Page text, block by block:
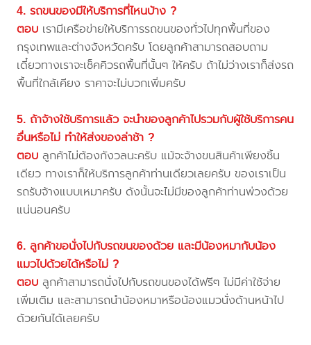
4. รถขนของมีให้บริการที่ไหนบ้าง ?
ตอบ เรามีเครือข่ายให้บริการรถขนของทั่วไปทุกพื้นที่ของ
กรุงเทพและต่างจังหวัดครับ โดยลูกค้าสามารถสอบถาม
เดี๋ยวทางเราจะเช็คคิวรถพื้นที่นั้นๆ ให้ครับ ถ้าไม่ว่างเราก็ส่งรถ
พื้นที่ใกล้เคียง ราคาจะไม่บวกเพิ่มครับ
5. ถ้าจ้างใช้บริการแล้ว จะนำของลูกค้าไปรวมกับผู้ใช้บริการคน
อื่นหรือไม่ ทำให้ส่งของล่าช้า ?
ตอบ ลูกค้าไม่ต้องกังวลนะครับ แม้จะจ้างขนสินค้าเพียงชิ้น
เดียว ทางเราก็ให้บริการลูกค้าท่านเดียวเลยครับ ของเราเป็น
รถรับจ้างแบบเหมาครับ ดังนั้นจะไม่มีของลูกค้าท่านพ่วงด้วย
แน่นอนครับ
6. ลูกค้าขอนั่งไปกับรถขนของด้วย และมีน้องหมากับน้อง
แมวไปด้วยได้หรือไม่ ?
ตอบ ลูกค้าสามารถนั่งไปกับรถขนของได้ฟรีๆ ไม่มีค่าใช้จ่าย
เพิ่มเติม และสามารถนำน้องหมาหรือน้องแมวนั่งด้านหน้าไป
ด้วยกันได้เลยครับ